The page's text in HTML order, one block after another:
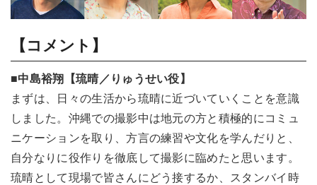
【コメント】
■中島裕翔【琉晴／りゅうせい役】
まずは、日々の生活から琉晴に近づいていくことを意識
しました。沖縄での撮影中は地元の方と積極的にコミュ
ニケーションを取り、方言の練習や文化を学んだりと、
自分なりに役作りを徹底して撮影に臨めたと思います。
琉晴として現場で皆さんにどう接するか、スタンバイ時